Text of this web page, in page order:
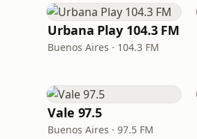
Urbana Play 104.3 FM
Buenos Aires · 104.3 FM
Vale 97.5
Buenos Aires · 97.5 FM